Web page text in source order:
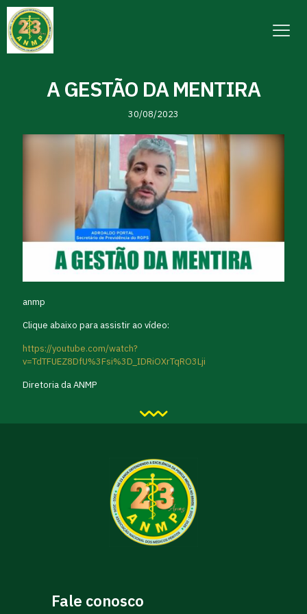
A GESTÃO DA MENTIRA
30/08/2023
anmp
Clique abaixo para assistir ao vídeo:
https://youtube.com/watch?
v=TdTFUEZ8DfU%3Fsi%3D_IDRiOXrTqRO3Lji
Diretoria da ANMP
Fale conosco